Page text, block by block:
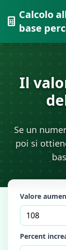
Calcolo
base
Il
Se un
poi si
Valore
Percent